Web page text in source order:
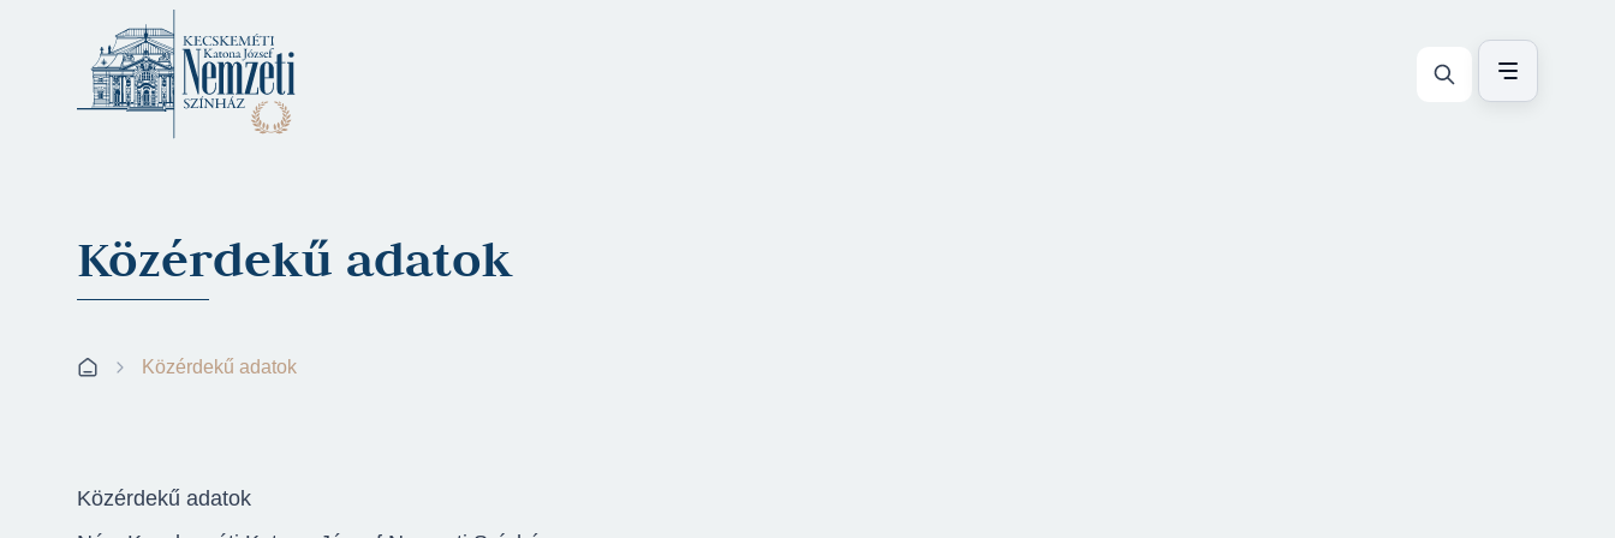
Közérdekű adatok
Közérdekű adatok
Közérdekű adatok